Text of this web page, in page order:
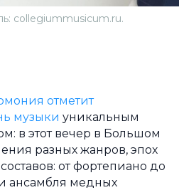
collegiummusicum.ru.
отметит
музыки уникальным
в этот вечер в Большом
разных жанров, эпох
от фортепиано до
ансамбля медных